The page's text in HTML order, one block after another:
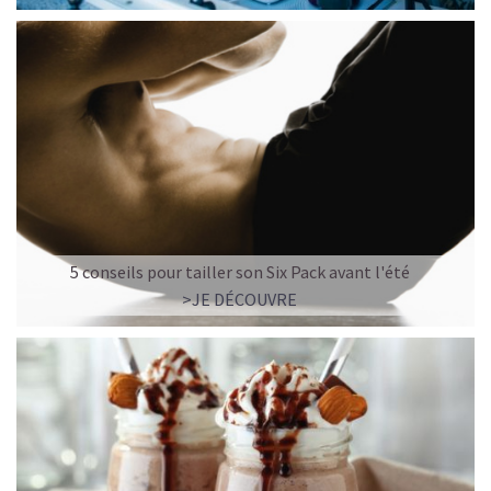
précieux tels que les omégas 3, vitamines B, E et
minéraux fer, magnésium, phosphore. Ce véritable
superaliment est un trésor de la nature et constitue un
des meilleurs choix pour les végétariens et personnes
intolérantes au lactose. Avec 50% de protéines, la
protéine de
chanvre bio
est idéal pour favoriser la
régénération de vos muscles et augmenter leur volume
et leur puissance. Sa richesse nutritive exceptionnelle,
alliée à son goût délicieux de noisette, en fait un aliment
privilégié par les sportifs.
LA PROTÉINE DE POIS BIO, L'ACCÉLÉRATEUR DE
VOTRE MUSCULATION
5 conseils pour tailler son Six Pack avant l'été
>JE DÉCOUVRE